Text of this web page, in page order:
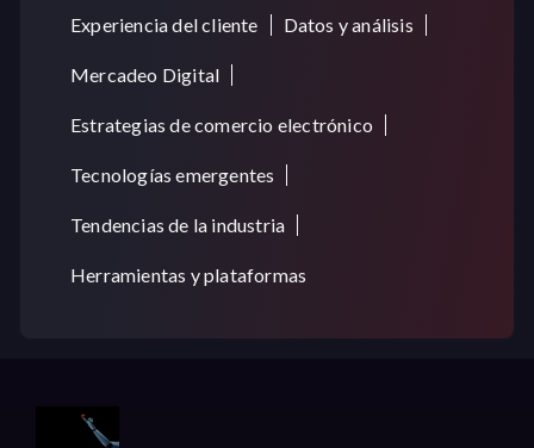
Experiencia del cliente Datos y análisis
Mercadeo Digital
Estrategias de comercio electrónico
Tecnologías emergentes
Tendencias de la industria
Herramientas y plataformas